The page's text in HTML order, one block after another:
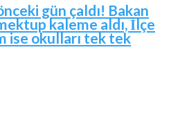
gün çaldı! Bakan
kaleme aldı, İlçe
ise okulları tek tek